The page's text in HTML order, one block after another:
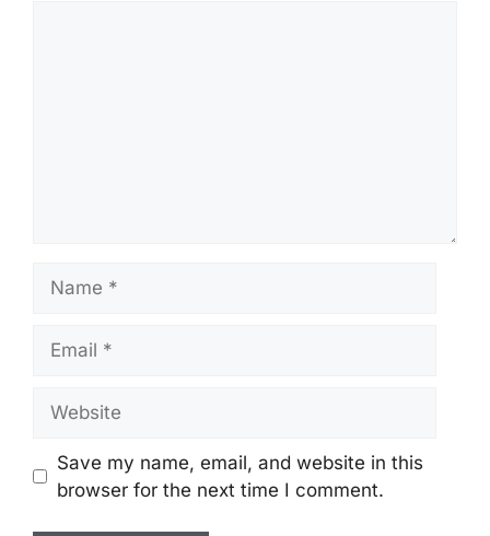
Save my name, email, and website in this
browser for the next time I comment.